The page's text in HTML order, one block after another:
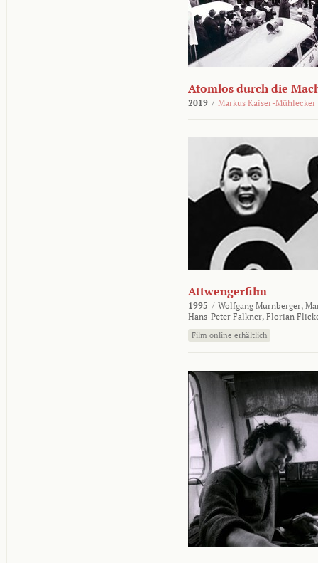
Atomlos durch die
2019 / Markus Kaiser-Mühlecker
Attwengerfilm
1995 / Wolfgang Murnberger,
Hans-Peter Falkner, Florian
Film online erhältlich